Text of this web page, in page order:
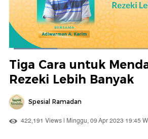
Berhenti
Hidup
Saat
Dimuat:
Tiga Cara untuk
Rezeki Lebih Banyak
Spesial Ramadan
422,191 Views | Minggu, 09 Apr 2023 19:45